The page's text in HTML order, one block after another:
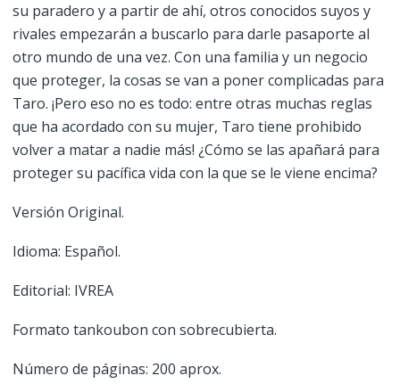
su paradero y a partir de ahí, otros conocidos suyos y
rivales empezarán a buscarlo para darle pasaporte al
otro mundo de una vez. Con una familia y un negocio
que proteger, la cosas se van a poner complicadas para
Taro. ¡Pero eso no es todo: entre otras muchas reglas
que ha acordado con su mujer, Taro tiene prohibido
volver a matar a nadie más! ¿Cómo se las apañará para
proteger su pacífica vida con la que se le viene encima?
Versión Original.
Idioma: Español.
Editorial: IVREA
Formato tankoubon con sobrecubierta.
Número de páginas: 200 aprox.